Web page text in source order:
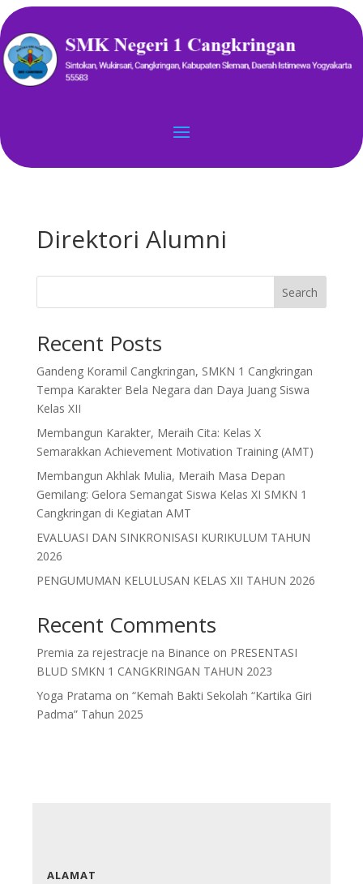
Direktori Alumni
Search
Recent Posts
Gandeng Koramil Cangkringan, SMKN 1 Cangkringan
Tempa Karakter Bela Negara dan Daya Juang Siswa
Kelas XII
Membangun Karakter, Meraih Cita: Kelas X
Semarakkan Achievement Motivation Training (AMT)
Membangun Akhlak Mulia, Meraih Masa Depan
Gemilang: Gelora Semangat Siswa Kelas XI SMKN 1
Cangkringan di Kegiatan AMT
EVALUASI DAN SINKRONISASI KURIKULUM TAHUN
2026
PENGUMUMAN KELULUSAN KELAS XII TAHUN 2026
Recent Comments
Premia za rejestracje na Binance on PRESENTASI
BLUD SMKN 1 CANGKRINGAN TAHUN 2023
Yoga Pratama on “Kemah Bakti Sekolah “Kartika Giri
Padma” Tahun 2025
ALAMAT